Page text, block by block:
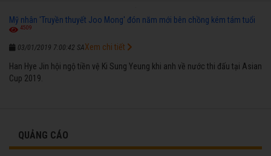
Mỹ nhân 'Truyền thuyết Joo Mong' đón năm mới bên chồng kém tám tuổi
4509
03/01/2019 7:00:42 SA
Han Hye Jin hội ngộ tiền vệ Ki Sung Yeung khi anh về nước thi đấu tại Asian
Cup 2019.
Xem chi tiết
QUẢNG CÁO